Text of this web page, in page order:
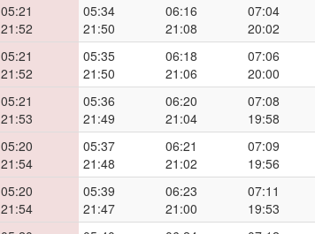
05:21
21:52
05:34
21:50
06:16
21:08
07:04
20:02
05:21
21:52
05:35
21:50
06:18
21:06
07:06
20:00
05:21
21:53
05:36
21:49
06:20
21:04
07:08
19:58
05:20
21:54
05:37
21:48
06:21
21:02
07:09
19:56
05:20
21:54
05:39
21:47
06:23
21:00
07:11
19:53